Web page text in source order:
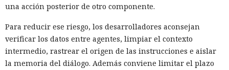
una acción posterior de otro componente.
Para reducir ese riesgo, los desarrolladores aconsejan
verificar los datos entre agentes, limpiar el contexto
intermedio, rastrear el origen de las instrucciones e aislar
la memoria del diálogo. Además conviene limitar el plazo